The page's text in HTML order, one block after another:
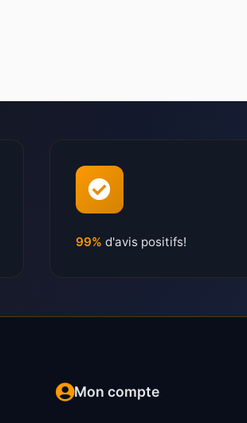
99% d'avis positifs!
Mon compte